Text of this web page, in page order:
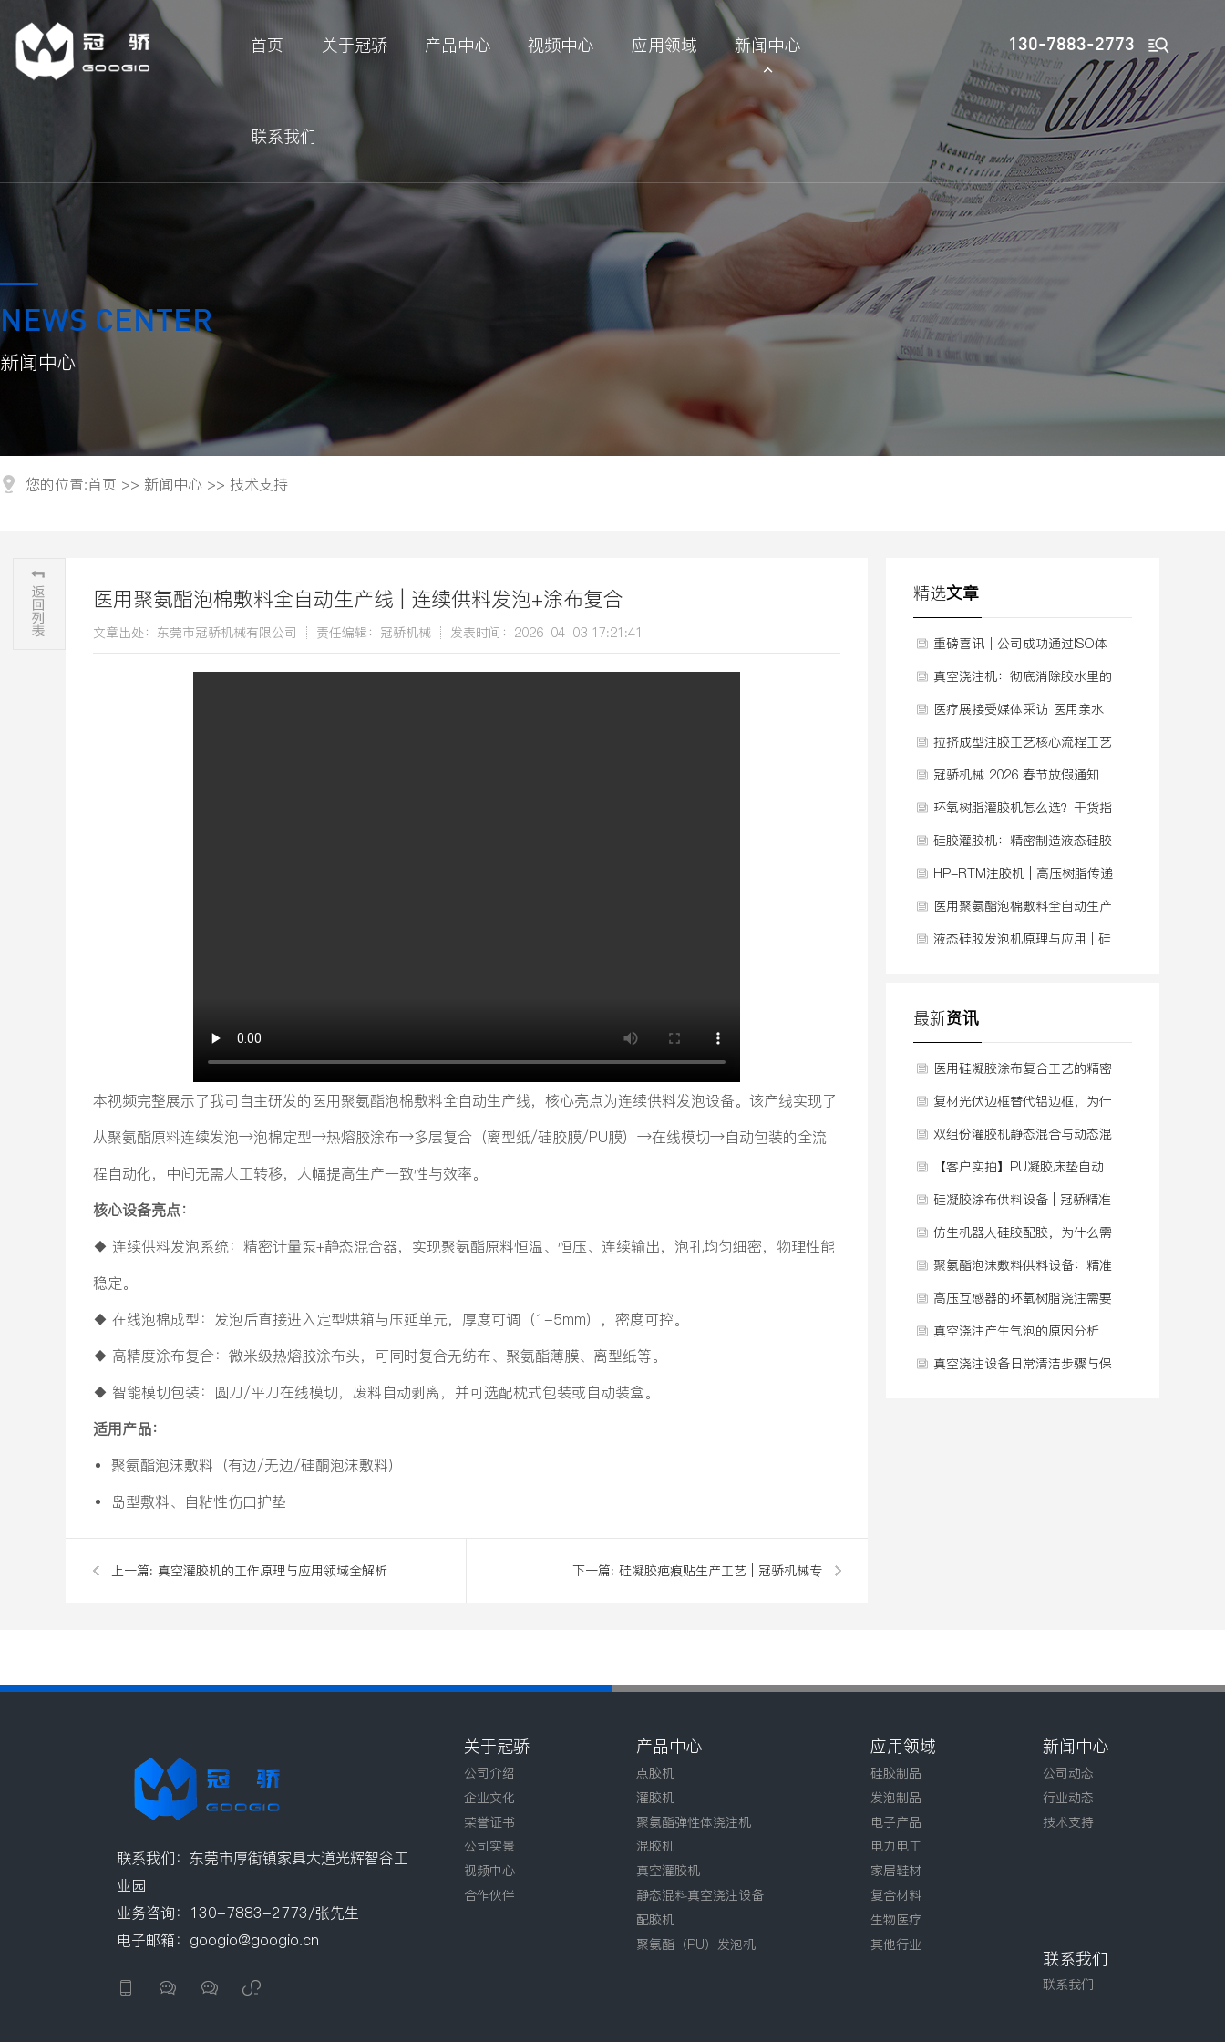
130-7883-2773 
首页 关于冠骄 产品中心 视频中心 应用领域 新闻中心
联系我们
NEWS CENTER
新闻中心
您的位置:首页 >> 新闻中心 >> 技术支持
医用聚氨酯泡棉敷料全自动生产线 | 连续供料发泡+涂布复合
文章出处：东莞市冠骄机械有限公司 责任编辑：冠骄机械 发表时间：2026-04-03 17:21:41
本视频完整展示了我司自主研发的医用聚氨酯泡棉敷料全自动生产线，核心亮点为连续供料发泡设备。该产线实现了
从聚氨酯原料连续发泡→泡棉定型→热熔胶涂布→多层复合（离型纸/硅胶膜/PU膜）→在线模切→自动包装的全流
程自动化，中间无需人工转移，大幅提高生产一致性与效率。
核心设备亮点：
◆ 连续供料发泡系统：精密计量泵+静态混合器，实现聚氨酯原料恒温、恒压、连续输出，泡孔均匀细密，物理性能
稳定。
◆ 在线泡棉成型：发泡后直接进入定型烘箱与压延单元，厚度可调（1-5mm），密度可控。
◆ 高精度涂布复合：微米级热熔胶涂布头，可同时复合无纺布、聚氨酯薄膜、离型纸等。
◆ 智能模切包装：圆刀/平刀在线模切，废料自动剥离，并可选配枕式包装或自动装盒。
适用产品：
聚氨酯泡沫敷料（有边/无边/硅酮泡沫敷料）
岛型敷料、自粘性伤口护垫
上一篇: 真空灌胶机的工作原理与应用领域全解析 下一篇: 硅凝胶疤痕贴生产工艺 | 冠骄机械专
精选文章
重磅喜讯｜公司成功通过ISO体
系认证，质量管理迈入新阶段
真空浇注机：彻底消除胶水里的
气泡
医疗展接受媒体采访 医用亲水
聚氨酯泡棉敷料发泡机
拉挤成型注胶工艺核心流程工艺
视频
冠骄机械 2026 春节放假通知
环氧树脂灌胶机怎么选？干货指
南避坑，看完就懂！
硅胶灌胶机：精密制造液态硅胶
实体娃娃的核心设备
HP-RTM注胶机 | 高压树脂传递
模塑解决方案
医用聚氨酯泡棉敷料全自动生产
线 | 连续供料发泡+涂布复合
液态硅胶发泡机原理与应用 | 硅
最新资讯
医用硅凝胶涂布复合工艺的精密
供料技术
复材光伏边框替代铝边框，为什
么越来越多人选择它
双组份灌胶机静态混合与动态混
合的区别
【客户实拍】PU凝胶床垫自动
灌胶，如何用自动化根治“厚薄
病”？
硅凝胶涂布供料设备 | 冠骄精准
配比连续供料系统
仿生机器人硅胶配胶，为什么需
要一套专门的供料系统？
聚氨酯泡沫敷料供料设备：精准
温控与计量方案
高压互感器的环氧树脂浇注需要
在真空条件下完成吗
真空浇注产生气泡的原因分析
真空浇注设备日常清洁步骤与保
联系我们：东莞市厚街镇家具大道光辉智谷工
业园
业务咨询：130-7883-2773/张先生
电子邮箱：googio@googio.cn
   
关于冠骄
公司介绍
企业文化
荣誉证书
公司实景
视频中心
合作伙伴
产品中心
点胶机
灌胶机
聚氨酯弹性体浇注机
混胶机
真空灌胶机
静态混料真空浇注设备
配胶机
聚氨酯（PU）发泡机
应用领域
硅胶制品
发泡制品
电子产品
电力电工
家居鞋材
复合材料
生物医疗
其他行业
新闻中心
公司动态
行业动态
技术支持
联系我们
联系我们